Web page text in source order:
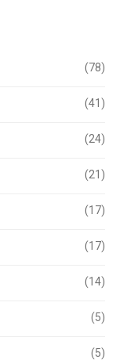
(78)
(41)
(24)
(21)
(17)
(17)
(14)
(5)
(5)